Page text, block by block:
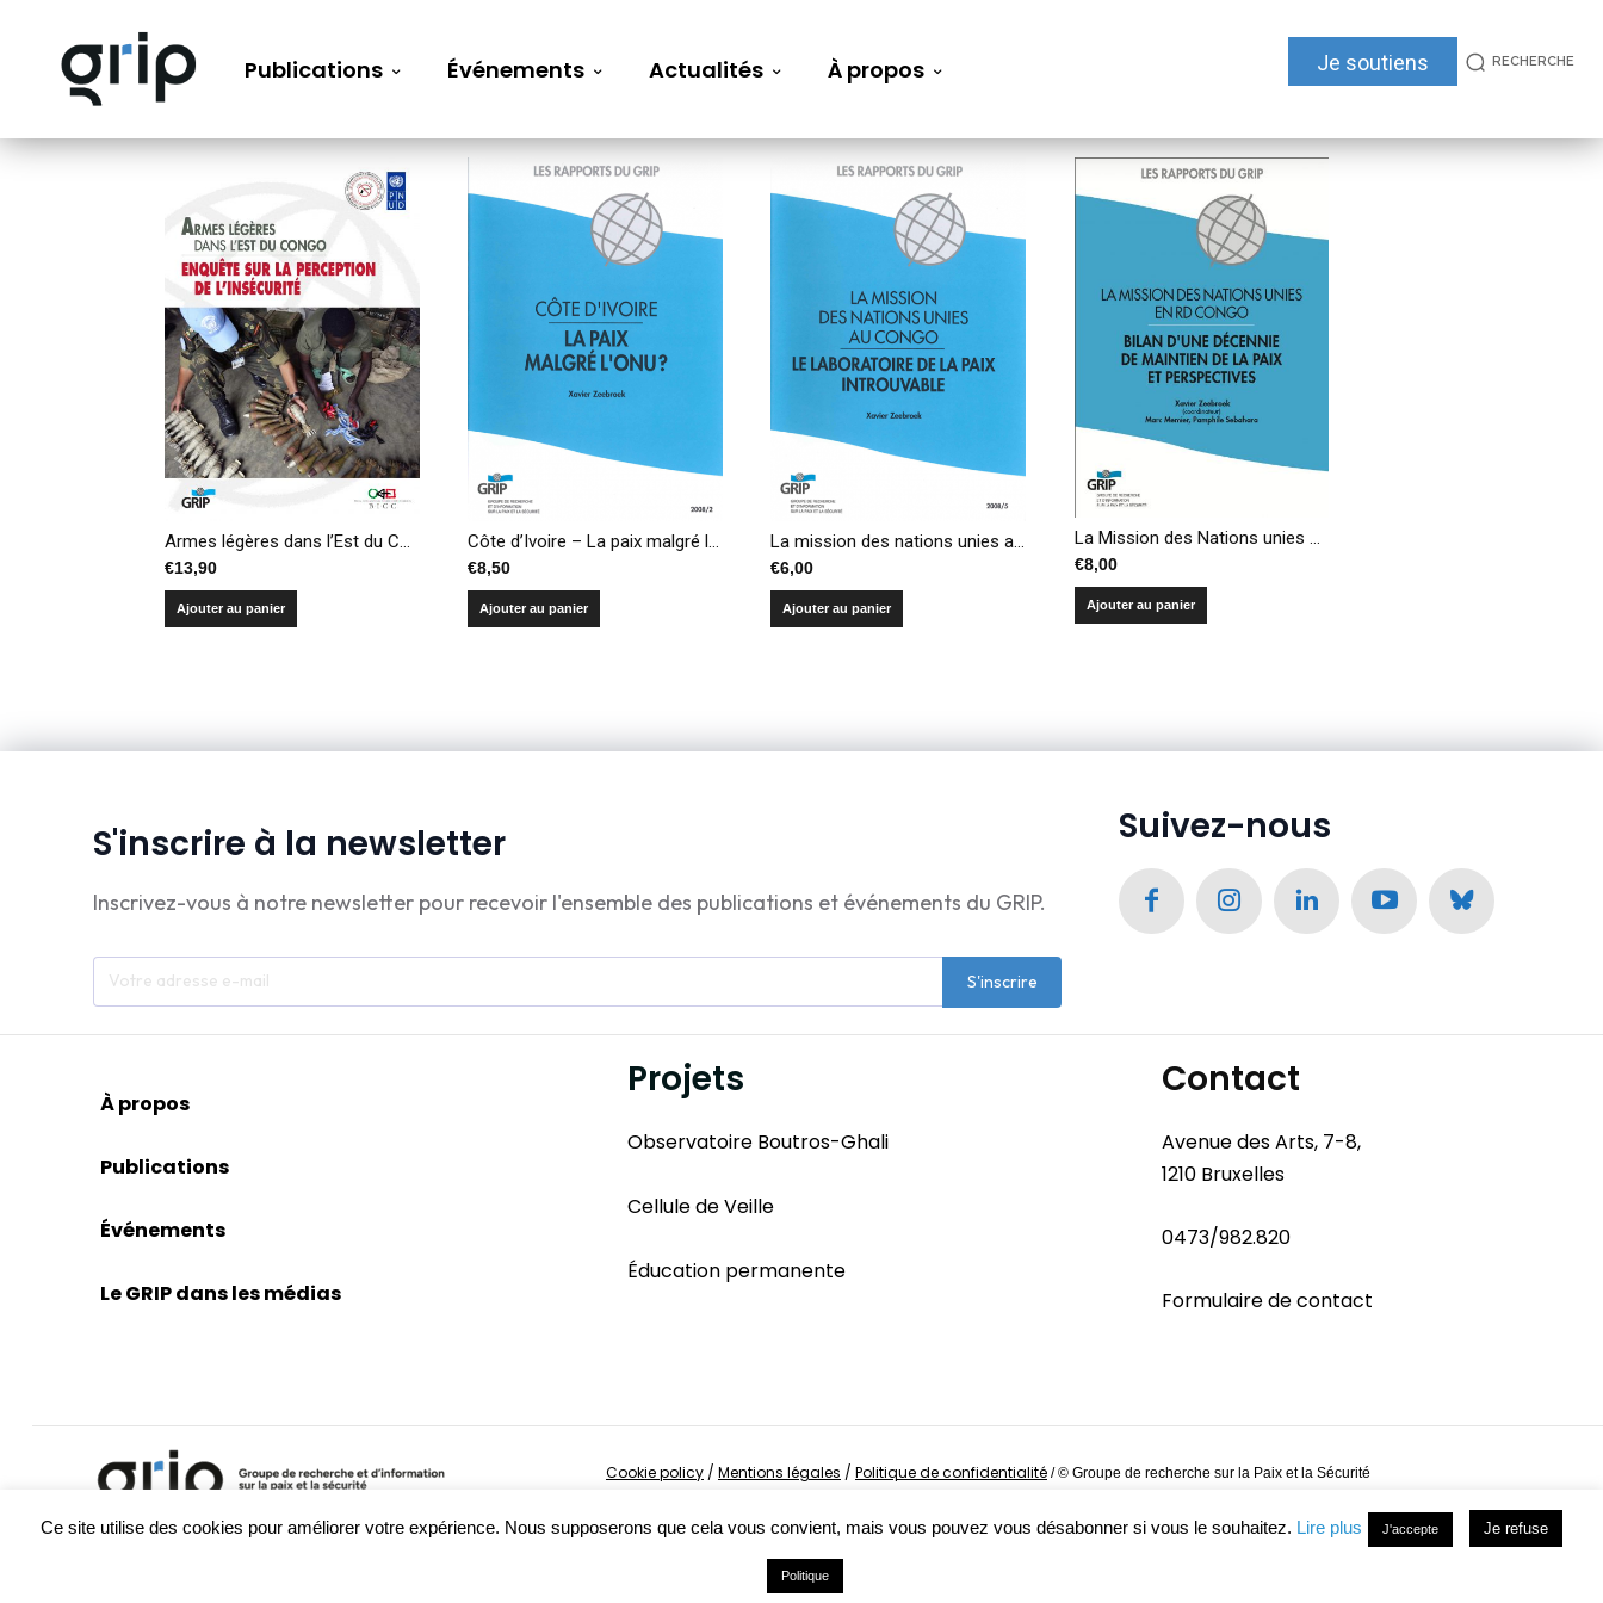
Publications Événements Actualités À propos Je soutiens RECHERCHE
Armes légères dans l’Est du Congo – Enquête sur la perception de l’insécurité
€13,90
Ajouter au panier
Côte d’Ivoire – La paix malgré l’ONU
€8,50
Ajouter au panier
La mission des nations unies au Congo – Le laboratoire de la paix introuvable
€6,00
Ajouter au panier
€8,00
Ajouter au panier
S'inscrire à la newsletter
Inscrivez-vous à notre newsletter pour recevoir l'ensemble des publications et événements du GRIP.
S'inscrire
Suivez-nous
À propos
Publications
Événements
Le GRIP dans les médias
Projets
Observatoire Boutros-Ghali
Cellule de Veille
Éducation permanente
Contact
Avenue des Arts, 7-8,
1210 Bruxelles
0473/982.820
Formulaire de contact
Cookie policy / Mentions légales / Politique de confidentialité /© Groupe de recherche sur la Paix et la Sécurité
Ce site utilise des cookies pour améliorer votre expérience. Nous supposerons que cela vous convient, mais vous pouvez vous désabonner si vous le souhaitez. Lire plus J'accepte Je refuse
Politique